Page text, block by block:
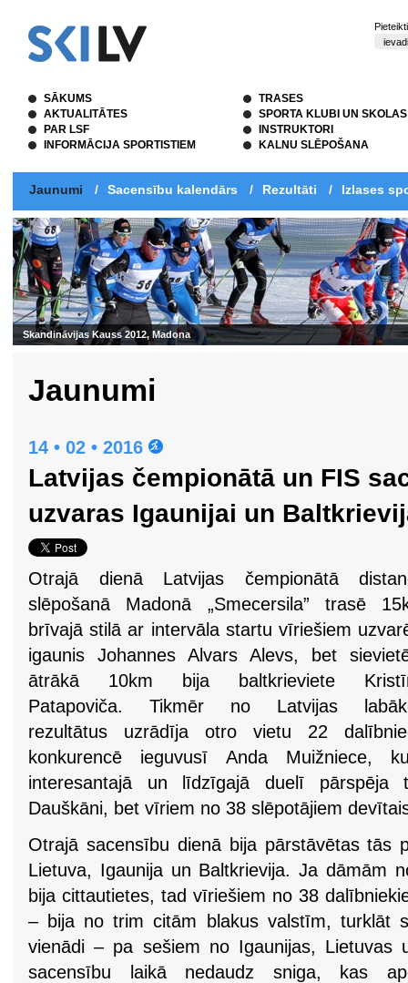
SĀKUMS
AKTUALITĀTES
PAR LSF
INFORMĀCIJA SPORTISTIEM
TRASES
SPORTA KLUBI UN SKOLAS
INSTRUKTORI
KALNU SLĒPOŠANA
Jaunumi / Sacensību kalendārs / Rezultāti / Izlases
Jaunumi
14 • 02 • 2016
Latvijas čempionātā un FIS
uzvaras Igaunijai un
Otrajā dienā Latvijas čempionātā
slēpošanā Madonā „Smecersila” trasē
brīvajā stilā ar intervāla startu vīriešiem
igaunis Johannes Alvars Alevs, bet
ātrākā 10km bija baltkrieviete
Patapoviča. Tikmēr no Latvijas
rezultātus uzrādīja otro vietu 22
konkurencē ieguvusī Anda Muižniece,
interesantajā un līdzīgajā duelī pārspēja
Dauškāni, bet vīriem no 38 slēpotājiem
Otrajā sacensību dienā bija pārstāvētas tās
Lietuva, Igaunija un Baltkrievija. Ja dāmām
bija cittautietes, tad vīriešiem no 38
– bija no trim citām blakus valstīm, turklāt
vienādi – pa sešiem no Igaunijas, Lietuvas
sacensību laikā nedaudz sniga, kas